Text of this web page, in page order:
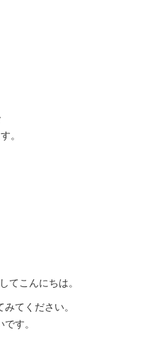
。
てこんにちは。
てください。
す。